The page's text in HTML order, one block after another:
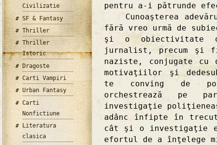
Civilizatie
SF & Fantasy
Thriller
Thriller
Istoric
Dragoste
Carti Vampiri
Urban Fantasy
Carti
Nonfictiune
Literatura
clasica
pentru a-i pătrunde
Cunoaşterea
fără vreo urmă de
şi o obiectivitate
jurnalist, precum şi
naziste, conjugate cu
motivaţiilor şi
te conving de
orchestrează pe
investigaţie
adânc înfipte în
cât şi o investigaţie
efortul de a înţelege